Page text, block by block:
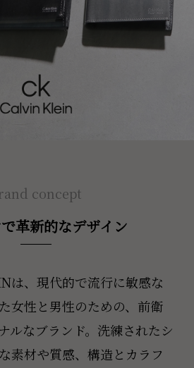
concept
革新的なデザイン
は、現代的で流行に敏感な
女性と男性のための、前衛
ルなブランド。洗練されたシ
素材や質感、構造とカラフ